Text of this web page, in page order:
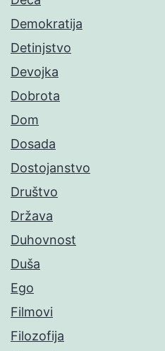
Demokratija
Detinjstvo
Devojka
Dobrota
Dom
Dosada
Dostojanstvo
Društvo
Država
Duhovnost
Duša
Ego
Filmovi
Filozofija